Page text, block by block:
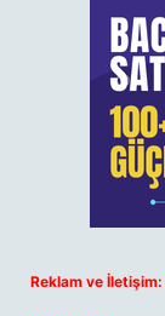
Reklam ve İletişim: